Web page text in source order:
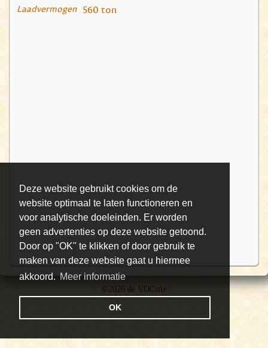
Deze website gebruikt cookies om de
website optimaal te laten functioneren en
voor analytische doeleinden. Er worden
geen advertenties op deze website getoond.
Door op "OK" te klikken of door gebruik te
maken van deze website gaat u hiermee
akkoord. Meer informatie
OK
Laadvermogen 560 ton
©2026 de VOCsite